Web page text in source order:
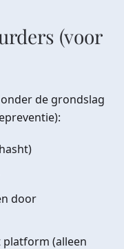
(voor
de grondslag
door
(alleen